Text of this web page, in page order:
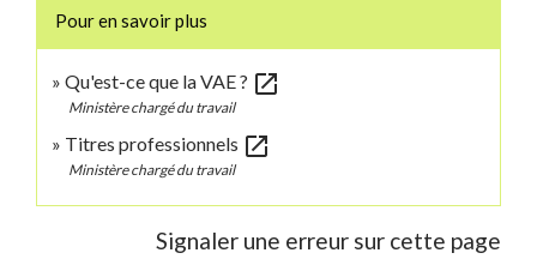
Pour en savoir plus
Qu'est-ce que la VAE ? open_in_new
Ministère chargé du travail
Titres professionnels open_in_new
Ministère chargé du travail
Signaler une erreur sur cette page